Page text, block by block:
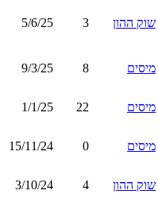
שוק ההון 3
5/6/25
מיסים 8
9/3/25
מיסים 22
1/1/25
מיסים 0
15/11/24
שוק ההון 4
3/10/24